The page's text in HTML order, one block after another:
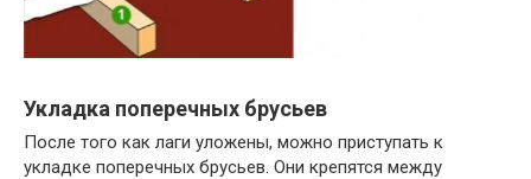
Укладка поперечных брусьев
После того как лаги уложены, можно приступать к
укладке поперечных брусьев. Они крепятся между